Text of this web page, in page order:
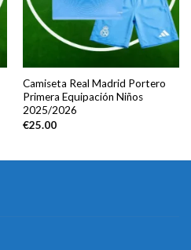
Camiseta Real Madrid Portero
Primera Equipación Niños
2025/2026
€25.00